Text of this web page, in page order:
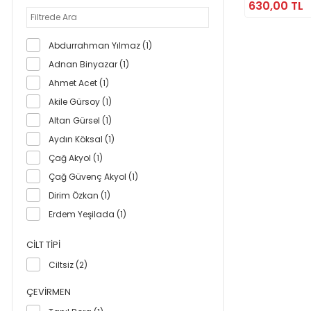
Abdurrahman Yılmaz (1)
Adnan Binyazar (1)
Ahmet Acet (1)
Akile Gürsoy (1)
Altan Gürsel (1)
Aydın Köksal (1)
Çağ Akyol (1)
Çağ Güvenç Akyol (1)
Dirim Özkan (1)
Erdem Yeşilada (1)
Gözde Aynur Mirza (1)
Gülden Köksal (1)
Haluk Özen (1)
Hisao Komatsu (1)
CILT TIPI
Ciltsiz (2)
ÇEVIRMEN
630,00 TL